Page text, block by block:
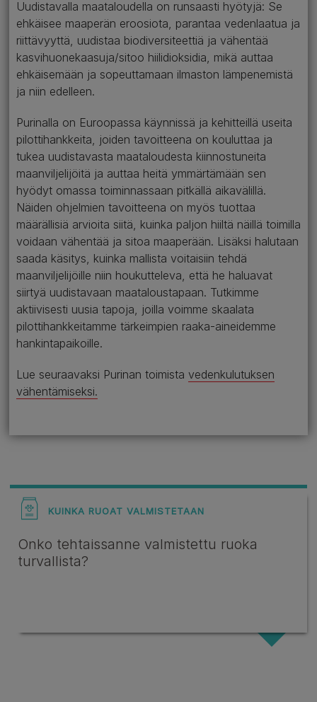
Uudistavalla maataloudella on runsaasti hyötyjä: Se
ehkäisee maaperän eroosiota, parantaa vedenlaatua ja
riittävyyttä, uudistaa biodiversiteettiä ja vähentää
kasvihuonekaasuja/sitoo hiilidioksidia, mikä auttaa
ehkäisemään ja sopeuttamaan ilmaston lämpenemistä
ja niin edelleen.
Purinalla on Euroopassa käynnissä ja kehitteillä useita
pilottihankkeita, joiden tavoitteena on kouluttaa ja
tukea uudistavasta maataloudesta kiinnostuneita
maanviljelijöitä ja auttaa heitä ymmärtämään sen
hyödyt omassa toiminnassaan pitkällä aikavälillä.
Näiden ohjelmien tavoitteena on myös tuottaa
määrällisiä arvioita siitä, kuinka paljon hiiltä näillä toimilla
voidaan vähentää ja sitoa maaperään. Lisäksi halutaan
saada käsitys, kuinka mallista voitaisiin tehdä
maanviljelijöille niin houkutteleva, että he haluavat
siirtyä uudistavaan maataloustapaan. Tutkimme
aktiivisesti uusia tapoja, joilla voimme skaalata
pilottihankkeitamme tärkeimpien raaka-aineidemme
hankintapaikoille.
Lue seuraavaksi Purinan toimista vedenkulutuksen
vähentämiseksi.
KUINKA RUOAT VALMISTETAAN
Onko tehtaissanne valmistettu ruoka
turvallista?